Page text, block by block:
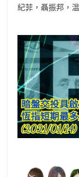
紀菲，聶振邦，